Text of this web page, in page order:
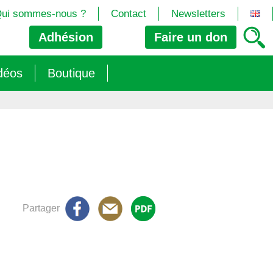
Adhésion Faire un don
sommes-nous ? Contact Newsletters
26)
» s’imposent aux législateurs européens ?
Boutique
Partager